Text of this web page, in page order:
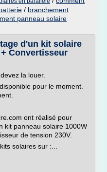
/ branchement
panneau solaire
d'un kit solaire
Convertisseur
la louer.
pour le moment.
ont réalisé pour
kit panneau solaire 1000W
de tension 230V.
solaires sur :...